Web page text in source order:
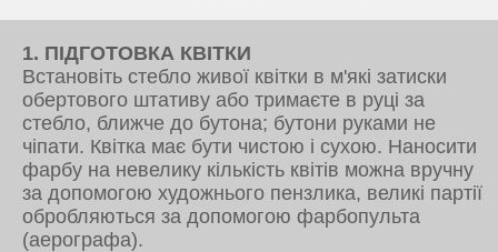
1. ПІДГОТОВКА КВІТКИ
Встановіть стебло живої квітки в м'які затиски
обертового штативу або тримаєте в руці за
стебло, ближче до бутона; бутони руками не
чіпати. Квітка має бути чистою і сухою. Наносити
фарбу на невелику кількість квітів можна вручну
за допомогою художнього пензлика, великі партії
обробляються за допомогою фарбопульта
(аерографа).